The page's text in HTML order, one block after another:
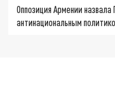
Оппозиция Армении
антинациональным